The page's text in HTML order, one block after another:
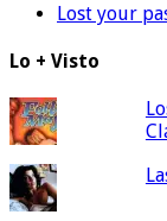
Lost your
Lo + Visto